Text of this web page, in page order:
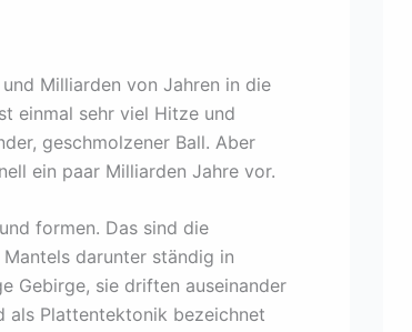
Milliarden von Jahren in die
einmal sehr viel Hitze und
geschmolzener Ball. Aber
ein paar Milliarden Jahre vor.
formen. Das sind die
darunter ständig in
Gebirge, sie driften auseinander
als Plattentektonik bezeichnet